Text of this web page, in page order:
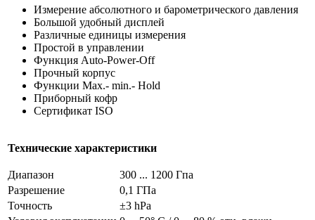
Измерение абсолютного и барометрического давления
Большой удобный дисплей
Различные единицы измерения
Простой в управлении
Функция Auto-Power-Off
Прочный корпус
Функции Max.- min.- Hold
Приборный кофр
Сертификат ISO
Технические характеристики
Диапазон
300 ... 1200 Гпа
Разрешение
0,1 ГПа
Точность
±3 hPa